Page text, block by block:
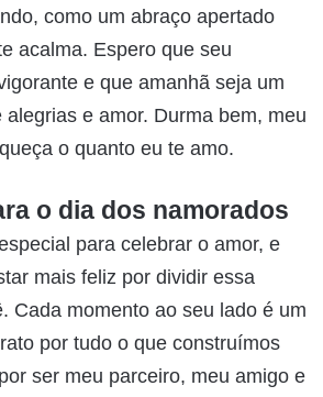
como um abraço apertado
acalma. Espero que seu
e que amanhã seja um
alegrias e amor. Durma bem, meu
o quanto eu te amo.
o dia dos namorados
para celebrar o amor, e
mais feliz por dividir essa
Cada momento ao seu lado é um
por tudo o que construímos
ser meu parceiro, meu amigo e